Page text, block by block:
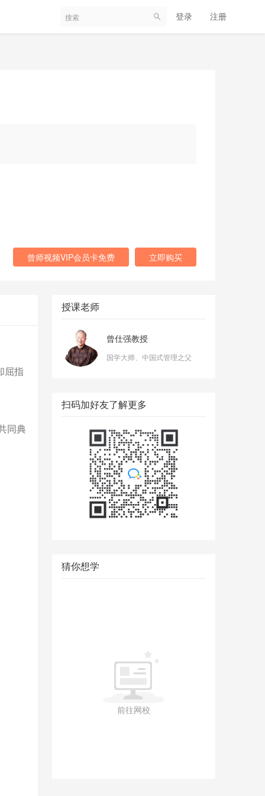
登录 注册
立即购买
曾师视频VIP会员卡免费
屈指
同典
授课老师
曾仕强教授
国学大师、中国式管理之父
扫码加好友了解更多
猜你想学
前往网校